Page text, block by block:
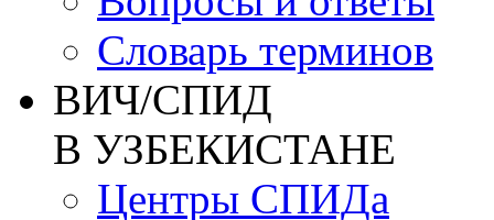
Словарь терминов
ВИЧ/СПИД
В УЗБЕКИСТАНЕ
Центры СПИДа